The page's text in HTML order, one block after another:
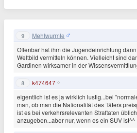
9 Mehlwurmle
Offenbar hat ihm die Jugendeinrichtung
Weltbild vermitteln können. Vielleicht sind
Gardinen wirksamer in der
8 k474647
eigentlich ist es ja wirklich lustig...bei
man, ob man die Nationalität des Täters
ist es bei verkehrsrelevanten Straftaten
anzugeben...aber nur, wenn es ein SUV ist^^